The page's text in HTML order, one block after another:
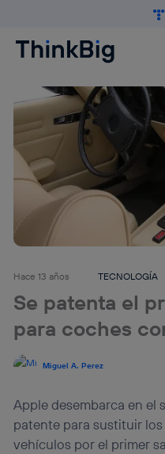
Hace 13 años TECNOLOGÍA
Se patenta el
para coches
Miguel A. Perez
Apple desembarca en el
patente para sustituir
vehículos por el primer